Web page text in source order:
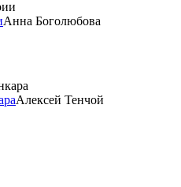
Анна Боголюбова
Алексей Тенчой